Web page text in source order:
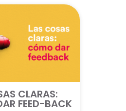
CLARAS:
FEED-BACK